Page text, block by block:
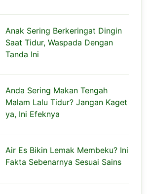
Anak Sering Berkeringat Dingin
Saat Tidur, Waspada Dengan
Tanda Ini
Anda Sering Makan Tengah
Malam Lalu Tidur? Jangan Kaget
ya, Ini Efeknya
Air Es Bikin Lemak Membeku? Ini
Fakta Sebenarnya Sesuai Sains